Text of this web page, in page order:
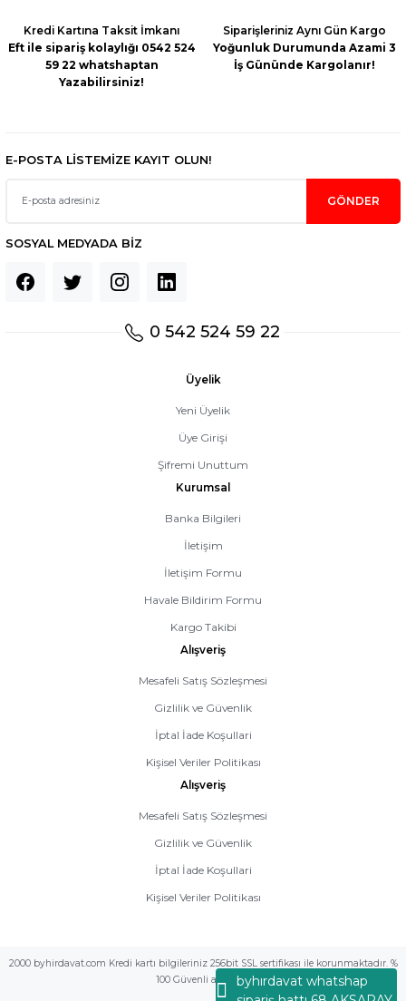
byhırdavat whatshap
Kredi Kartına Taksit İmkanı
Eft ile sipariş kolaylığı 0542 524
59 22 whatshaptan
Yazabilirsiniz!
Siparişleriniz Aynı Gün Kargo
Yoğunluk Durumunda Azami 3
İş Gününde Kargolanır!
E-POSTA LİSTEMİZE KAYIT OLUN!
GÖNDER
SOSYAL MEDYADA BİZ
0 542 524 59 22
Üyelik
Yeni Üyelik
Üye Girişi
Şifremi Unuttum
Kurumsal
Banka Bilgileri
İletişim
İletişim Formu
Havale Bildirim Formu
Kargo Takibi
Alışveriş
Mesafeli Satış Sözleşmesi
Gizlilik ve Güvenlik
İptal İade Koşullari
Kişisel Veriler Politikası
Alışveriş
Mesafeli Satış Sözleşmesi
Gizlilik ve Güvenlik
İptal İade Koşullari
Kişisel Veriler Politikası
2000 byhirdavat.com Kredi kartı bilgileriniz 256bit SSL sertifikası ile korunmaktadır. %
100 Güvenli alış veriş